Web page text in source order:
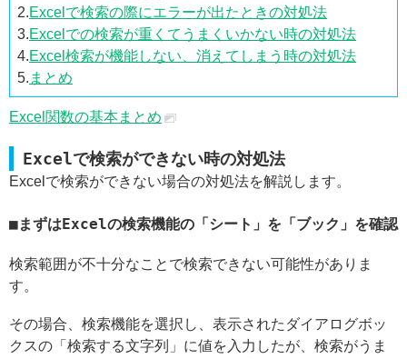
2.Excelで検索の際にエラーが出たときの対処法
3.Excelでの検索が重くてうまくいかない時の対処法
4.Excel検索が機能しない、消えてしまう時の対処法
5. まとめ
Excel関数の基本まとめ
Excelで検索ができない時の対処法
Excelで検索ができない場合の対処法を解説します。
まずはExcelの検索機能の「シート」を「ブック」を確認
検索範囲が不十分なことで検索できない可能性がありま
す。
その場合、検索機能を選択し、表示されたダイアログボッ
クスの「検索する文字列」に値を入力したが、検索がうま